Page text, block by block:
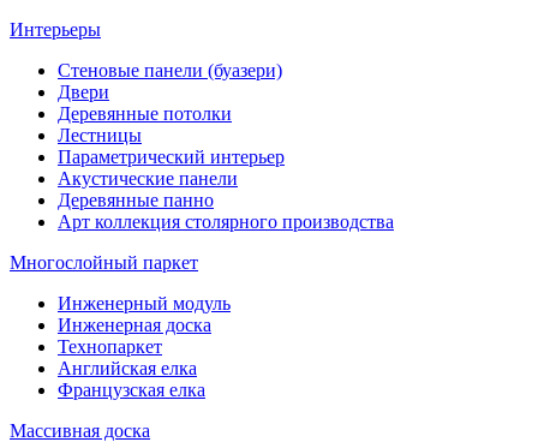
Интерьеры
Стеновые панели (буазери)
Двери
Деревянные потолки
Лестницы
Параметрический интерьер
Акустические панели
Деревянные панно
Арт коллекция столярного производства
Многослойный паркет
Инженерный модуль
Инженерная доска
Технопаркет
Английская елка
Французская елка
Массивная доска